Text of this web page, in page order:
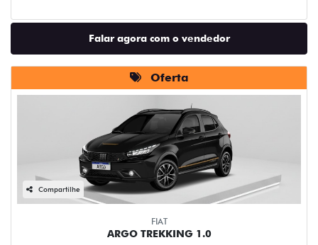
Falar agora com o vendedor
Oferta
Compartilhe
FIAT
ARGO TREKKING 1.0